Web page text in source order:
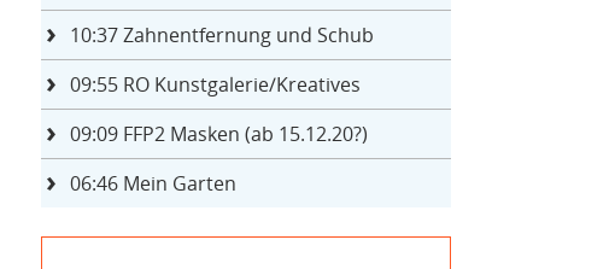
10:37Zahnentfernung und Schub
09:55RO Kunstgalerie/Kreatives
09:09FFP2 Masken (ab 15.12.20?)
06:46Mein Garten